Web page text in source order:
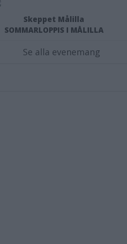
Skeppet Målilla
SOMMARLOPPIS I MÅLILLA
Se alla evenemang